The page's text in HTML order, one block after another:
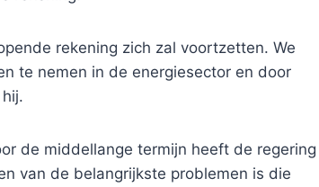
rekening zich zal voortzetten. We
te nemen in de energiesector en door
de middellange termijn heeft de regering
van de belangrijkste problemen is die